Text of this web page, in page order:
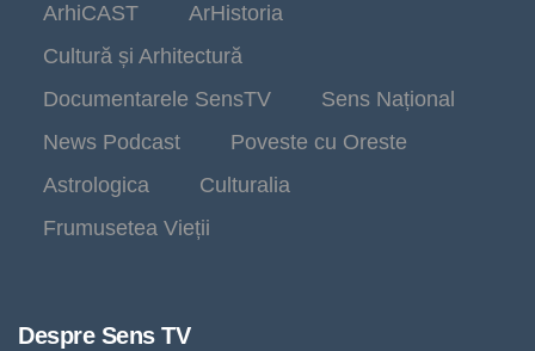
ArhiCAST
ArHistoria
Cultură și Arhitectură
Documentarele SensTV
Sens Național
News Podcast
Poveste cu Oreste
Astrologica
Culturalia
Frumusetea Vieții
Despre Sens TV